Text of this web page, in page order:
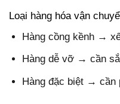
Loại hàng hóa vận
Hàng cồng kềnh →
Hàng dễ vỡ → cần
Hàng đặc biệt → cần